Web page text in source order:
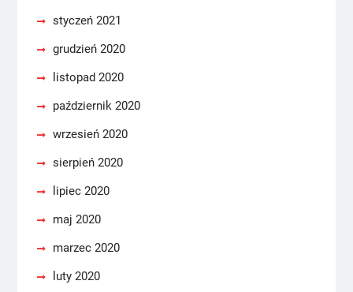
styczeń 2021
grudzień 2020
listopad 2020
październik 2020
wrzesień 2020
sierpień 2020
lipiec 2020
maj 2020
marzec 2020
luty 2020